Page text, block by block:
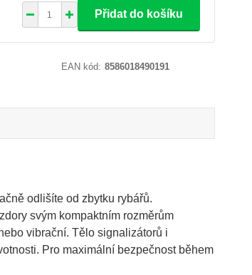
Přidat do košíku
EAN kód: 8586018490191
odlišíte od zbytku rybářů.
svým kompaktním rozměrům
vibrační. Tělo signalizátorů i
Pro maximální bezpečnost během